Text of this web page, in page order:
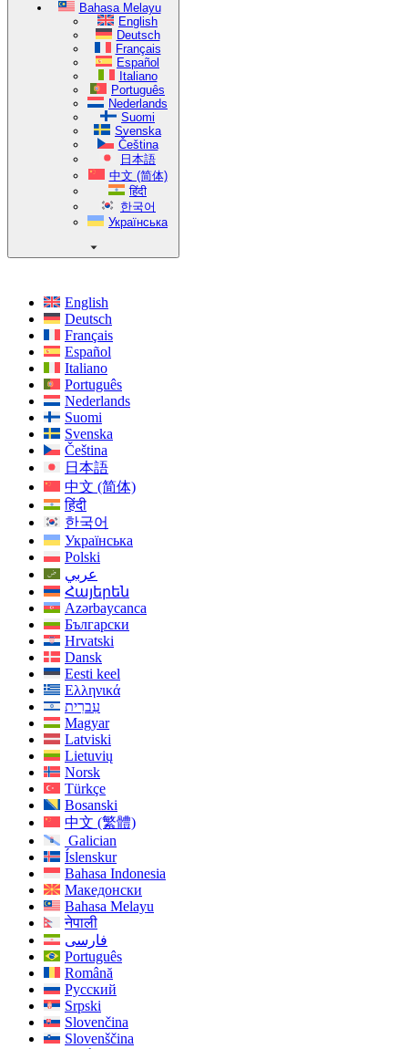
Bahasa Melayu
English
Deutsch
Français
Español
Italiano
Português
Nederlands
Suomi
Svenska
Čeština
日本語
中文 (简体)
हिंदी
한국어
Українська
English
Deutsch
Français
Español
Italiano
Português
Nederlands
Suomi
Svenska
Čeština
日本語
中文 (简体)
हिंदी
한국어
Українська
Polski
عربي
Հայերեն
Azərbaycanca
Български
Hrvatski
Dansk
Eesti keel
Ελληνικά
עִברִית
Magyar
Latviski
Lietuvių
Norsk
Türkçe
Bosanski
中文 (繁體)
Galician
Íslenskur
Bahasa Indonesia
Македонски
Bahasa Melayu
नेपाली
فارسی
Português
Română
Русский
Srpski
Slovenčina
Slovenščina